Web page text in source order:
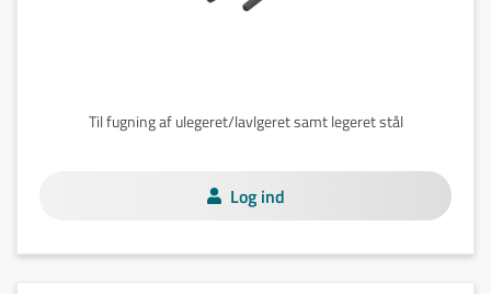
Til fugning af ulegeret/lavlgeret samt legeret stål
Log ind